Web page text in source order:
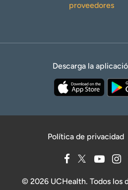
proveedores
Descarga la
Política de privacidad
© 2026 UCHealth. Todos los